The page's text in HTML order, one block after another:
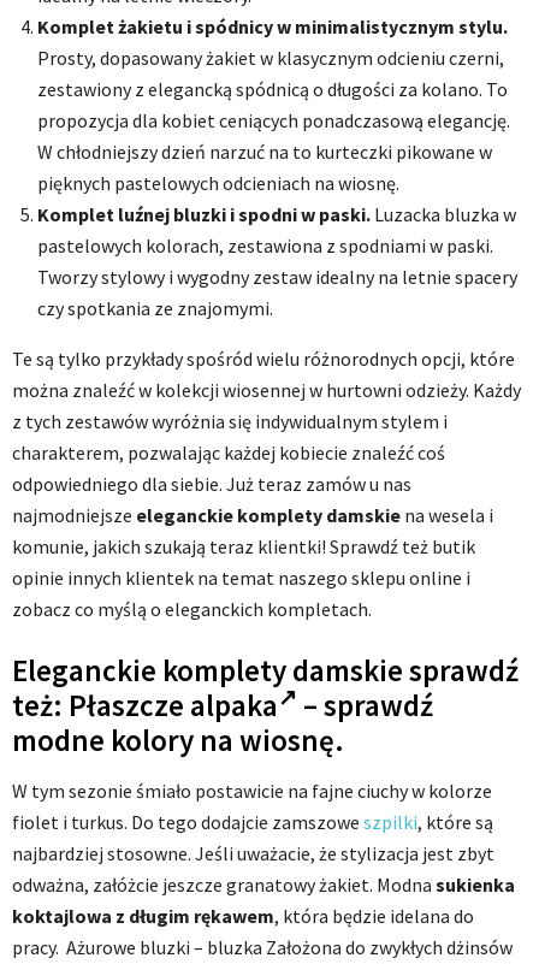
Komplet żakietu i spódnicy w minimalistycznym stylu.
Prosty, dopasowany żakiet w klasycznym odcieniu czerni,
zestawiony z elegancką spódnicą o długości za kolano. To
propozycja dla kobiet ceniących ponadczasową elegancję.
W chłodniejszy dzień narzuć na to kurteczki pikowane w
pięknych pastelowych odcieniach na wiosnę.
Komplet luźnej bluzki i spodni w paski. Luzacka bluzka w
pastelowych kolorach, zestawiona z spodniami w paski.
Tworzy stylowy i wygodny zestaw idealny na letnie spacery
czy spotkania ze znajomymi.
Te są tylko przykłady spośród wielu różnorodnych opcji, które
można znaleźć w kolekcji wiosennej w hurtowni odzieży. Każdy
z tych zestawów wyróżnia się indywidualnym stylem i
charakterem, pozwalając każdej kobiecie znaleźć coś
odpowiedniego dla siebie. Już teraz zamów u nas
najmodniejsze eleganckie komplety damskie na wesela i
komunie, jakich szukają teraz klientki! Sprawdź też butik
opinie innych klientek na temat naszego sklepu online i
zobacz co myślą o eleganckich kompletach.
Eleganckie komplety damskie sprawdź
też: Płaszcze alpaka
– sprawdź
modne kolory na wiosnę.
W tym sezonie śmiało postawicie na fajne ciuchy w kolorze
fiolet i turkus. Do tego dodajcie zamszowe szpilki, które są
najbardziej stosowne. Jeśli uważacie, że stylizacja jest zbyt
odważna, załóżcie jeszcze granatowy żakiet. Modna sukienka
koktajlowa z długim rękawem, która będzie idelana do
pracy. Ażurowe bluzki – bluzka Założona do zwykłych dżinsów